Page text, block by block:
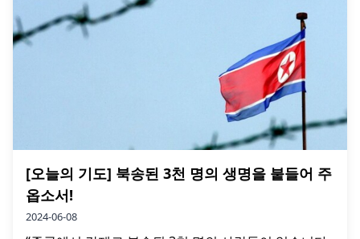
[오늘의 기도] 북송된 3천 명의 생명을 붙들어 주
옵소서!
2024-06-08